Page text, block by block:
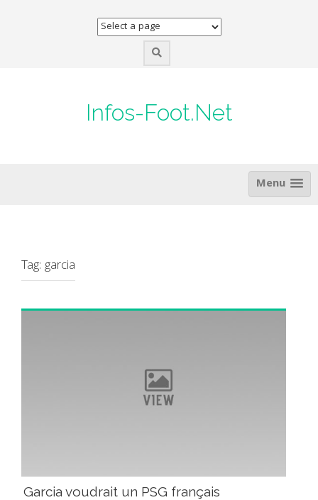
Infos-Foot.Net
Menu
Tag: garcia
Garcia voudrait un PSG français